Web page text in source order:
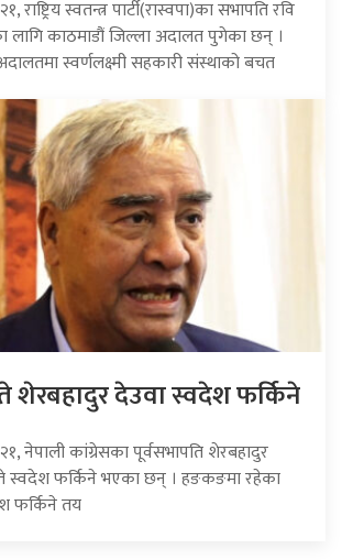
राष्ट्रिय स्वतन्त्र पार्टी(रास्वपा)का सभापति रवि
लागि काठमाडौं जिल्ला अदालत पुगेका छन् ।
स्वर्णलक्ष्मी सहकारी संस्थाको बचत
शेरबहादुर देउवा स्वदेश फर्किने
नेपाली कांग्रेसका पूर्वसभापति शेरबहादुर
स्वदेश फर्किने भएका छन् । हङकङमा रहेका
फर्किने तय